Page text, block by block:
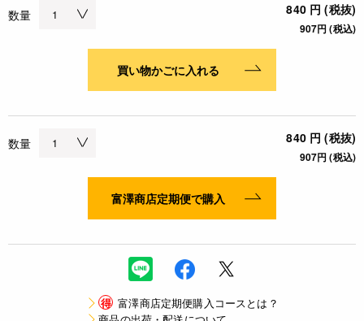
数量 840 円 (税抜)
907円 (税込)
買い物かごに入れる
数量 840 円 (税抜)
907円 (税込)
富澤商店定期便で購入
得 富澤商店定期便購入コースとは？